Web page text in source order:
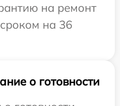
на ремонт
на 36
о готовности